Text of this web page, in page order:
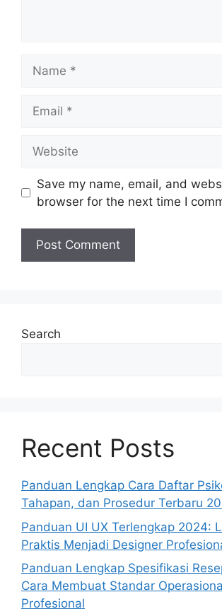
Save my name, email, and
browser for the next time I
Search
Recent Posts
Panduan Lengkap Cara Daftar
Tahapan, dan Prosedur Terbaru
Panduan UI UX Terlengkap 2024:
Praktis Menjadi Designer
Panduan Lengkap Spesifikasi
Cara Membuat Standar
Profesional